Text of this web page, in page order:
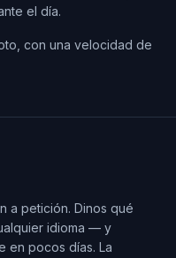
el día.
con una velocidad de
a petición. Dinos qué
idioma — y
en pocos días. La